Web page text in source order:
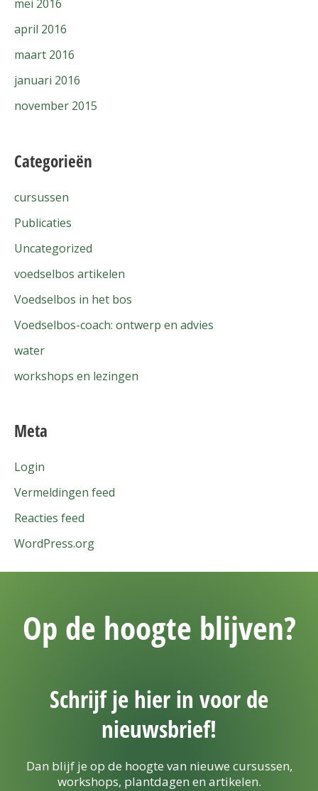
mei 2016
april 2016
maart 2016
januari 2016
november 2015
Categorieën
cursussen
Publicaties
Uncategorized
voedselbos artikelen
Voedselbos in het bos
Voedselbos-coach: ontwerp en advies
water
workshops en lezingen
Meta
Login
Vermeldingen feed
Reacties feed
WordPress.org
Op de hoogte blijven?
Schrijf je hier in voor de
nieuwsbrief!
Dan blijf je op de hoogte van nieuwe cursussen,
workshops, plantdagen en artikelen.